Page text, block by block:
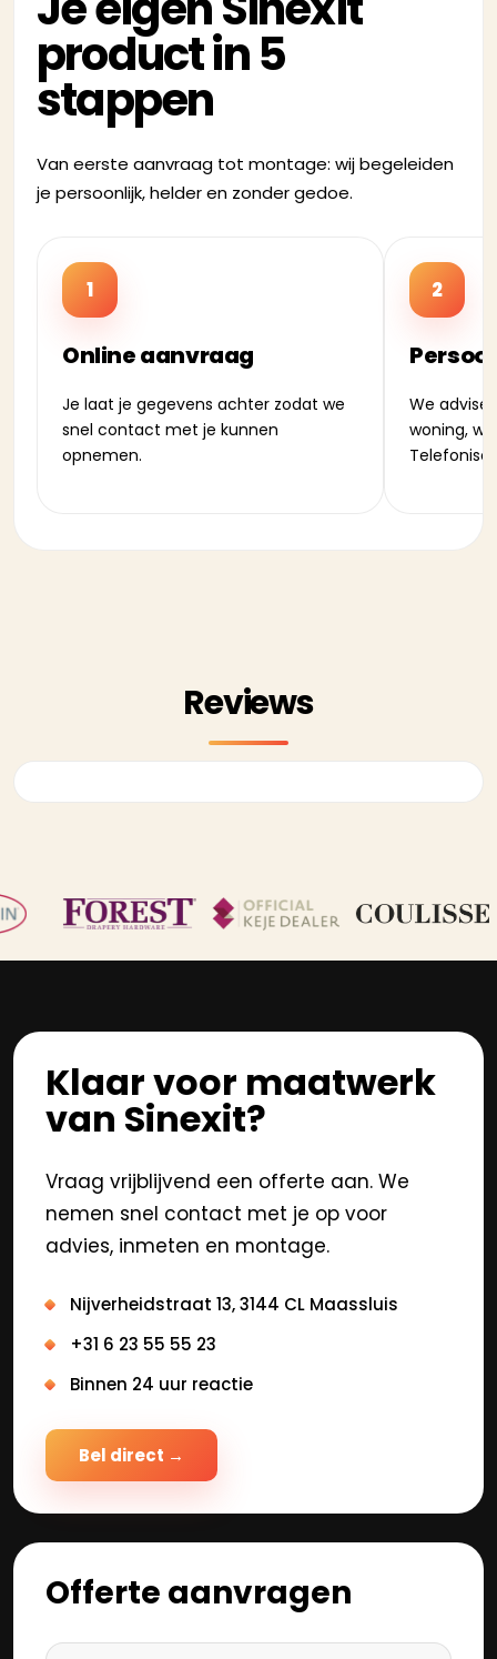
product in 5
stappen
Van eerste aanvraag tot montage: wij begeleiden
je persoonlijk, helder en zonder gedoe.
1
Online aanvraag
Je laat je gegevens achter zodat we
snel contact met je kunnen
opnemen.
2
We
woning,
Reviews
Klaar voor maatwerk
van Sinexit?
Vraag vrijblijvend een offerte aan. We
nemen snel contact met je op voor
advies, inmeten en montage.
Nijverheidstraat 13, 3144 CL Maassluis
+31 6 23 55 55 23
Binnen 24 uur reactie
Bel direct →
Offerte aanvragen